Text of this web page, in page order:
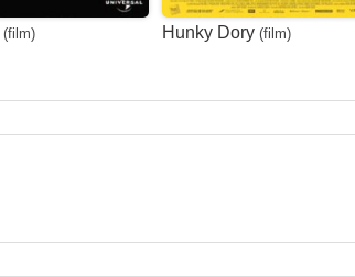
(film) Hunky Dory (film)